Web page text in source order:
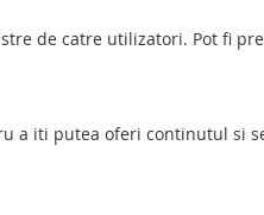
de catre utilizatori. Pot fi
a iti putea oferi continutul si